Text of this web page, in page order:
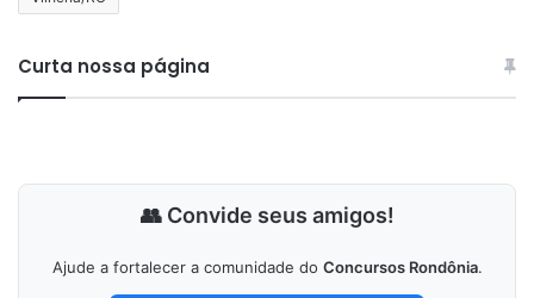
Curta nossa página
👥 Convide seus amigos!
Ajude a fortalecer a comunidade do Concursos Rondônia.